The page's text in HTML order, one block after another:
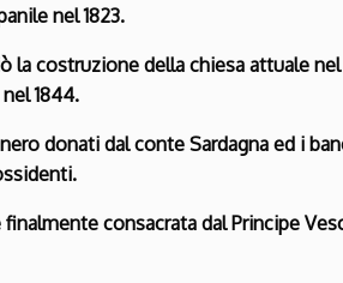
nel 1823.
la costruzione della chiesa attuale
1844.
donati dal conte Sardagna ed i
consacrata dal Principe